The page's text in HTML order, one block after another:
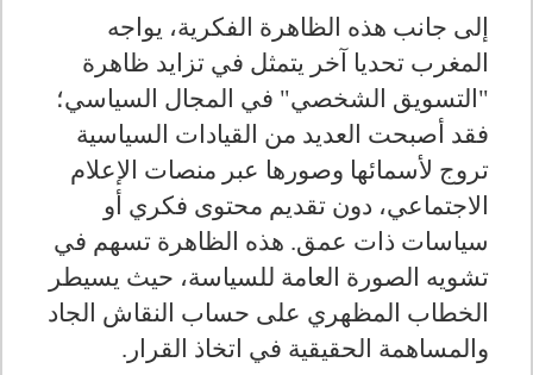
إلى جانب هذه الظاهرة الفكرية، يواجه
المغرب تحديا آخر يتمثل في تزايد ظاهرة
"التسويق الشخصي" في المجال السياسي؛
فقد أصبحت العديد من القيادات السياسية
تروج لأسمائها وصورها عبر منصات الإعلام
الاجتماعي، دون تقديم محتوى فكري أو
سياسات ذات عمق. هذه الظاهرة تسهم في
تشويه الصورة العامة للسياسة، حيث يسيطر
الخطاب المظهري على حساب النقاش الجاد
والمساهمة الحقيقية في اتخاذ القرار.